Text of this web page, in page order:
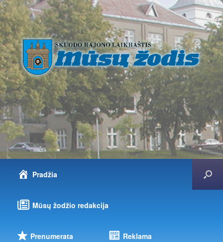
Pradžia
Mūsų žodžio redakcija
Prenumerata Reklama